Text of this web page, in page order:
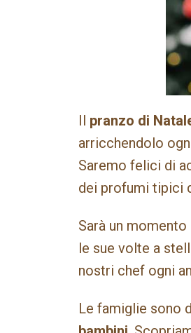
Il pranzo di
arricchendolo
Saremo felici di
dei profumi tipici
Sarà un
le sue volte a
nostri chef ogni
Le famiglie sono